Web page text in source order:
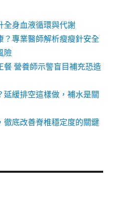
全身血液循環與代謝
？專業醫師解析瘦瘦針安全
險
餐 營養師示警盲目補充恐造
延緩排空這樣做，補水是關
徹底改善脊椎穩定度的關鍵